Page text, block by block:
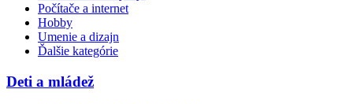
Počítače a internet
Hobby
Umenie a dizajn
Ďalšie kategórie
Deti a mládež